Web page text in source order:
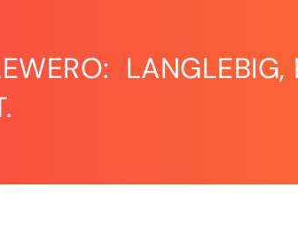
LANGLEBIG,